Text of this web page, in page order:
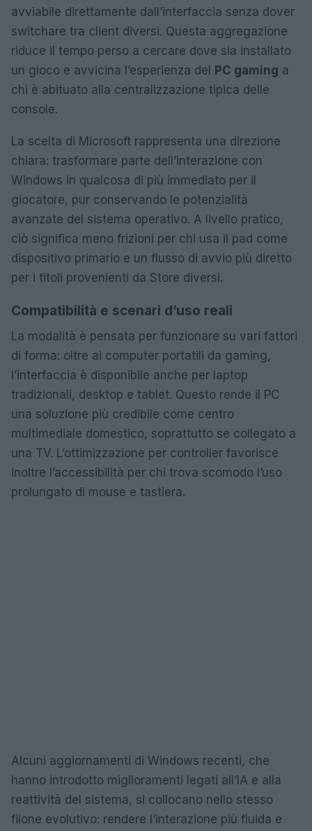
avviabile direttamente dall’interfaccia senza dover
switchare tra client diversi. Questa aggregazione
riduce il tempo perso a cercare dove sia installato
un gioco e avvicina l’esperienza del
PC gaming a
chi è abituato alla centralizzazione tipica delle
console.
La scelta di Microsoft rappresenta una direzione
chiara: trasformare parte dell’interazione con
Windows in qualcosa di più immediato per il
giocatore, pur conservando le potenzialità
avanzate del sistema operativo. A livello pratico,
ciò significa meno frizioni per chi usa il pad come
dispositivo primario e un flusso di avvio più diretto
per i titoli provenienti da Store diversi.
Compatibilità e scenari d’uso reali
La modalità è pensata per funzionare su vari fattori
di forma: oltre ai computer portatili da gaming,
l’interfaccia è disponibile anche per laptop
tradizionali, desktop e tablet. Questo rende il PC
una soluzione più credibile come centro
multimediale domestico, soprattutto se collegato a
una TV. L’ottimizzazione per controller favorisce
inoltre l’accessibilità per chi trova scomodo l’uso
prolungato di mouse e tastiera.
Alcuni aggiornamenti di Windows recenti, che
hanno introdotto miglioramenti legati all’IA e alla
reattività del sistema, si collocano nello stesso
filone evolutivo: rendere l’interazione più fluida e